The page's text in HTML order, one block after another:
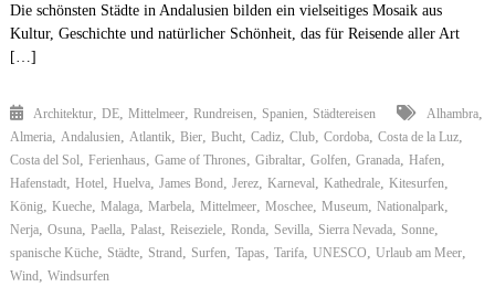
entdecken:
Die
Andalusien
Die schönsten Städte in Andalusien bilden ein vielseitiges Mosaik aus
Kultur, Geschichte und natürlicher Schönheit, das für Reisende aller Art
[…]
Architektur, DE, Mittelmeer, Rundreisen Spanien Städtereisen Alhambra,
Almeria, Andalusien Atlantik, Bier, Bucht, Cadiz, Club, Cordoba, Costa de la Luz,
Costa del Sol Ferienhaus Game of Thrones Gibraltar, Golfen Granada, Hafen
Hafenstadt, Hotel Huelva, James Bond Jerez, Karneval Kathedrale, Kitesurfen
König Kueche, Malaga, Marbela, Mittelmeer, Moschee, Museum, Nationalpark,
Nerja, Osuna, Paella, Palast, Reiseziele, Ronda, Sevilla, Sierra Nevada, Sonne,
spanische Küche, Städte, Strand Surfen Tapas Tarifa, UNESCO Urlaub am Meer,
Wind Windsurfen